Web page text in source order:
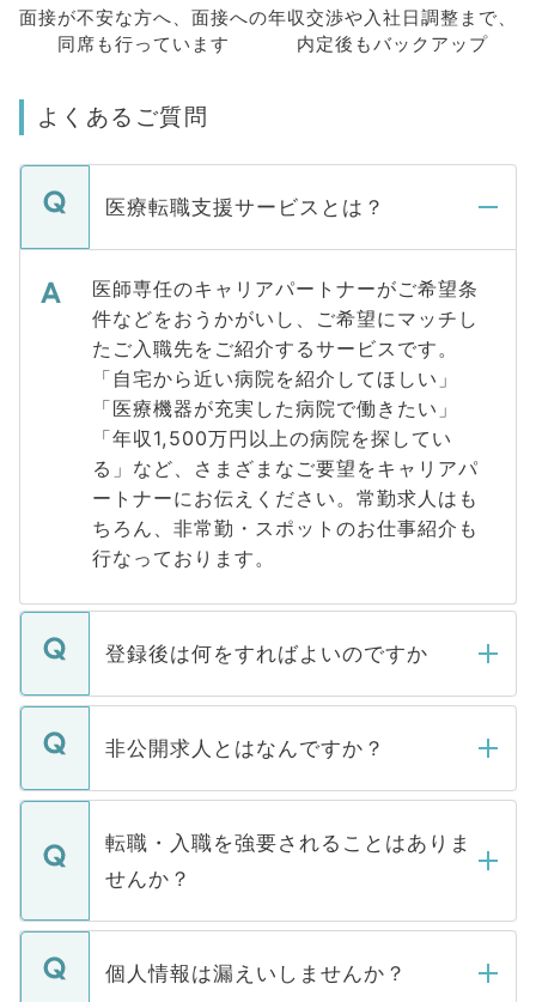
面接が不安な方へ、 面接への
同席も行っています
年収交渉や入社日調整まで、
内定後もバックアップ
よくあるご質問
医療転職支援サービスとは？
医師専任のキャリアパートナーがご希望条
件などをおうかがいし、ご希望にマッチし
たご入職先をご紹介するサービスです。
「自宅から近い病院を紹介してほしい」
「医療機器が充実した病院で働きたい」
「年収1,500万円以上の病院を探してい
る」など、さまざまなご要望をキャリアパ
ートナーにお伝えください。常勤求人はも
ちろん、非常勤・スポットのお仕事紹介も
行なっております。
登録後は何をすればよいのですか
ご登録いただきましたら、弊社担当者がご
登録内容を確認し、その後メールもしくは
ます。通常、5営業日以内にはご連絡をせて
いただきますので、しばらくお待ちくださ
い。
非公開求人とはなんですか？
マイナビDOCTORで取り扱っている求人の
うち約3割は、Webサイトからご覧いただ
けない「非公開求人」です。非公開求人は
下記の理由によって、一般には公開してい
ません。
■応募殺到を避けるため 人気のある医療機
転職・入職を強要されることはありま
せんか？
転職・入職を強要することは一切ありませ
ん。また、仮に応募先から内定をいただい
個人情報は漏えいしませんか？